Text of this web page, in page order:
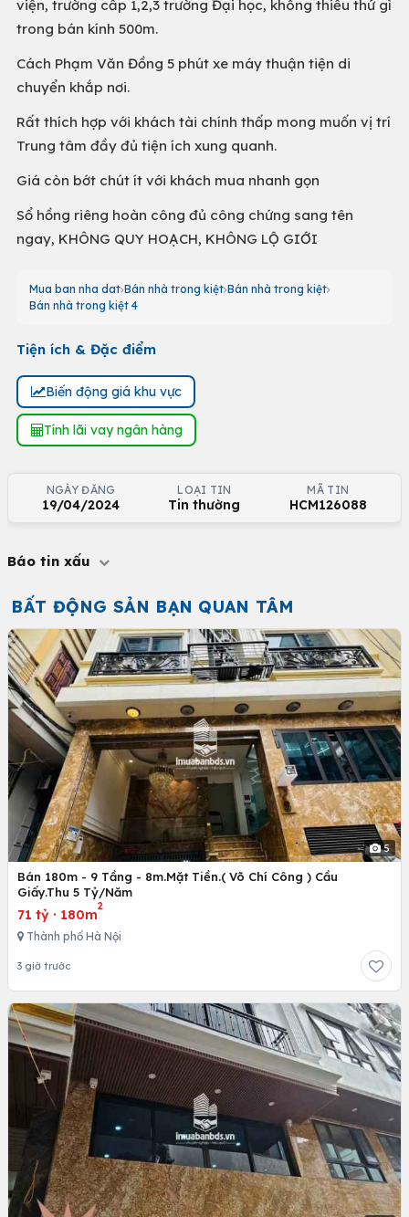
viện, trường cấp 1,2,3 trường Đại học, không thiếu thứ gì
trong bán kính 500m.
Cách Phạm Văn Đồng 5 phút xe máy thuận tiện di
chuyển khắp nơi.
Rất thích hợp với khách tài chính thấp mong muốn vị trí
Trung tâm đầy đủ tiện ích xung quanh.
Giá còn bớt chút ít với khách mua nhanh gọn
Sổ hồng riêng hoàn công đủ công chứng sang tên
ngay, KHÔNG QUY HOẠCH, KHÔNG LỘ GIỚI
Mua ban nha dat Bán nhà trong kiệt Bán nhà trong kiệt
Bán nhà trong kiệt 4
Tiện ích & Đặc điểm
Biến động giá khu vực
Tính lãi vay ngân hàng
NGÀY ĐĂNG
19/04/2024
LOẠI TIN
Tin thường
MÃ TIN
HCM126088
Báo tin xấu
BẤT ĐỘNG SẢN BẠN QUAN TÂM
5
Bán 180m - 9 Tầng - 8m.Mặt Tiền.( Võ Chí Công ) Cầu
Giấy.Thu 5 Tỷ/Năm
71 tỷ · 180m
2
Thành phố Hà Nội
3 giờ trước